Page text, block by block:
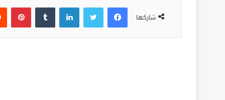
شاركها
فيسبوك لينكدإن بينتيريست